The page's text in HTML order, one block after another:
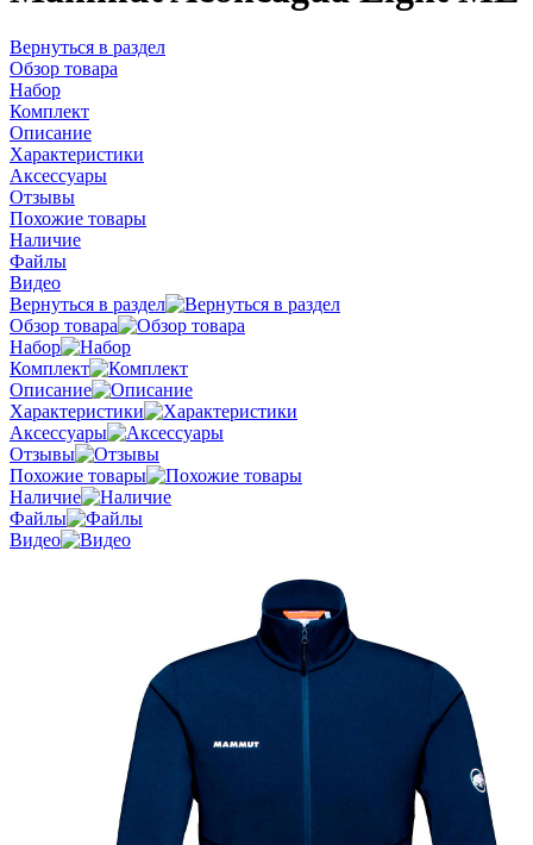
Вернуться в раздел
Обзор товара
Набор
Комплект
Описание
Характеристики
Аксессуары
Отзывы
Похожие товары
Наличие
Файлы
Видео
Вернуться в раздел
Обзор товара
Набор
Комплект
Описание
Характеристики
Аксессуары
Отзывы
Похожие товары
Наличие
Файлы
Видео